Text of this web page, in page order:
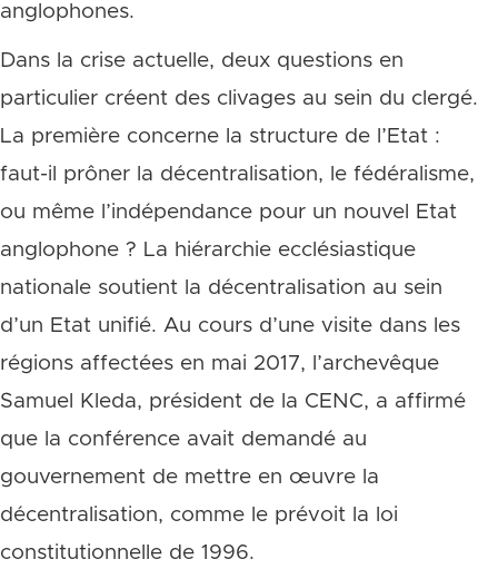
anglophones.
Dans la crise actuelle, deux questions en
particulier créent des clivages au sein du clergé.
La première concerne la structure de l’Etat :
faut-il prôner la décentralisation, le fédéralisme,
ou même l’indépendance pour un nouvel Etat
anglophone ? La hiérarchie ecclésiastique
nationale soutient la décentralisation au sein
d’un Etat unifié. Au cours d’une visite dans les
régions affectées en mai 2017, l’archevêque
Samuel Kleda, président de la CENC, a affirmé
que la conférence avait demandé au
gouvernement de mettre en œuvre la
décentralisation, comme le prévoit la loi
constitutionnelle de 1996.